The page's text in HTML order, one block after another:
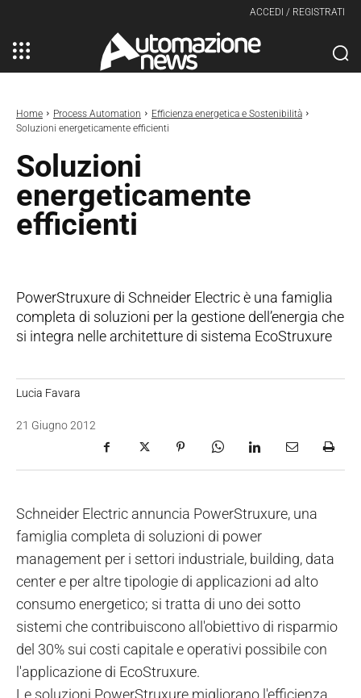
ACCEDI / REGISTRATI
Home Process Automation
Efficienza energetica e Sostenibilità
Soluzioni energeticamente efficienti
Soluzioni
energeticamente
efficienti
PowerStruxure di Schneider Electric è una famiglia
completa di soluzioni per la gestione dell’energia che
si integra nelle architetture di sistema EcoStruxure
Lucia Favara
21 Giugno 2012
Schneider Electric annuncia PowerStruxure, una
famiglia completa di soluzioni di power
management per i settori industriale, building, data
center e per altre tipologie di applicazioni ad alto
consumo energetico; si tratta di uno dei sotto
sistemi che contribuiscono all'obiettivo di risparmio
del 30% sui costi capitale e operativi possibile con
l'applicazione di EcoStruxure.
Le soluzioni PowerStruxure migliorano l'efficienza